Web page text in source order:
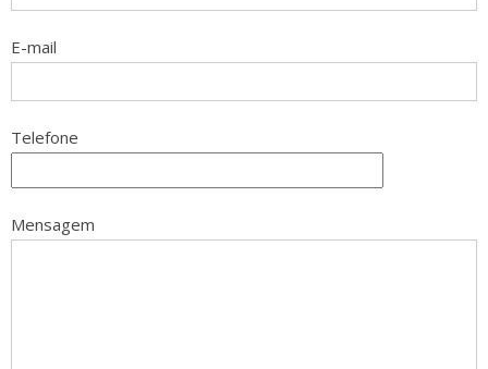
E-mail
Telefone
Mensagem